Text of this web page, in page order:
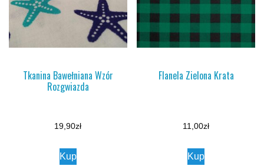
Tkanina Bawełniana Wzór
Rozgwiazda
19,90zł
Kup
Flanela Zielona Krata
11,00zł
Kup